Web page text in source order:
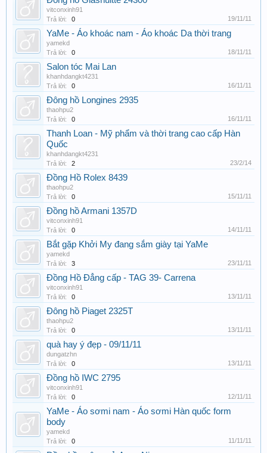
vitconxinh91
Trả lời:
0 19/11/11
YaMe - Áo khoác nam - Áo khoác Da thời trang
yamekd
Trả lời:
0 18/11/11
Salon tóc Mai Lan
khanhdangkt4231
Trả lời:
0 16/11/11
Đông hồ Longines 2935
thaohpu2
Trả lời:
0 16/11/11
Thanh Loan - Mỹ phẩm và thời trang cao cấp Hàn
Quốc
khanhdangkt4231
Trả lời:
2 23/2/14
Đồng Hồ Rolex 8439
thaohpu2
Trả lời:
0 15/11/11
Đồng hồ Armani 1357D
vitconxinh91
Trả lời:
0 14/11/11
Bắt gặp Khởi My đang sắm giày tại YaMe
yamekd
Trả lời:
3 23/11/11
Đồng Hồ Đẳng cấp - TAG 39- Carrena
vitconxinh91
Trả lời:
0 13/11/11
Đông hồ Piaget 2325T
thaohpu2
Trả lời:
0 13/11/11
quà hay ý đẹp - 09/11/11
dungatzhn
Trả lời:
0 13/11/11
Đồng hồ IWC 2795
vitconxinh91
Trả lời:
0 12/11/11
YaMe - Áo sơmi nam - Áo sơmi Hàn quốc form
body
yamekd
Trả lời:
0 11/11/11